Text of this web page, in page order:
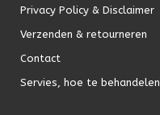
Privacy Policy & Disclaimer
Verzenden & retourneren
Contact
Servies, hoe te behandelen